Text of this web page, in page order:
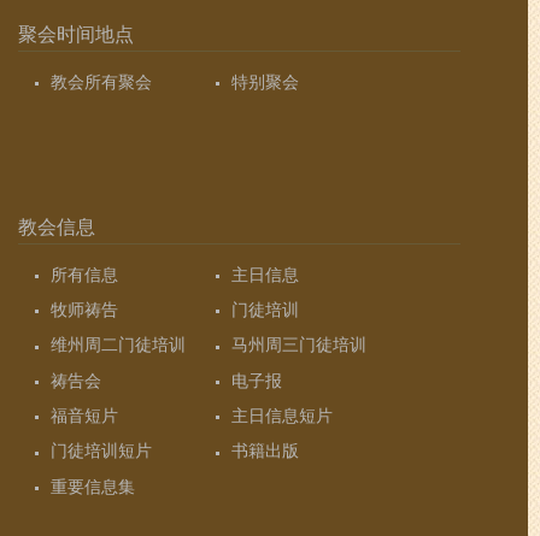
聚会时间地点
教会所有聚会 特别聚会
教会信息
所有信息
主日信息
牧师祷告
门徒培训
维州周二门徒培训
马州周三门徒培训
祷告会
电子报
福音短片
主日信息短片
门徒培训短片
书籍出版
重要信息集